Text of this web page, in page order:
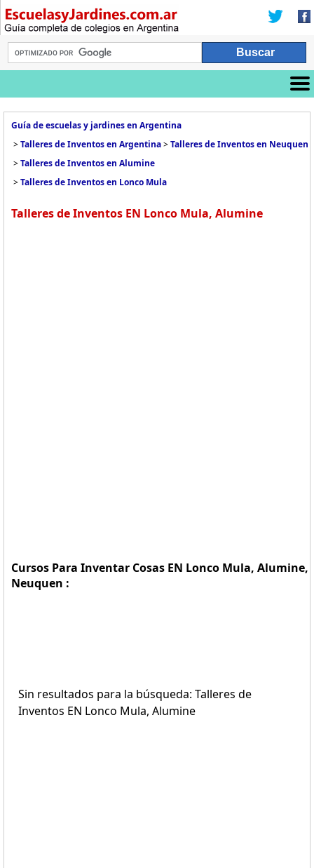
Guía de escuelas y jardines en Argentina
>Talleres de Inventos en Argentina>Talleres de Inventos en Neuquen
>Talleres de Inventos en Alumine
>Talleres de Inventos en Lonco Mula
Talleres de Inventos EN Lonco Mula, Alumine
Cursos Para Inventar Cosas EN Lonco Mula, Alumine,
Neuquen :
Sin resultados para la búsqueda: Talleres de
Inventos EN Lonco Mula, Alumine